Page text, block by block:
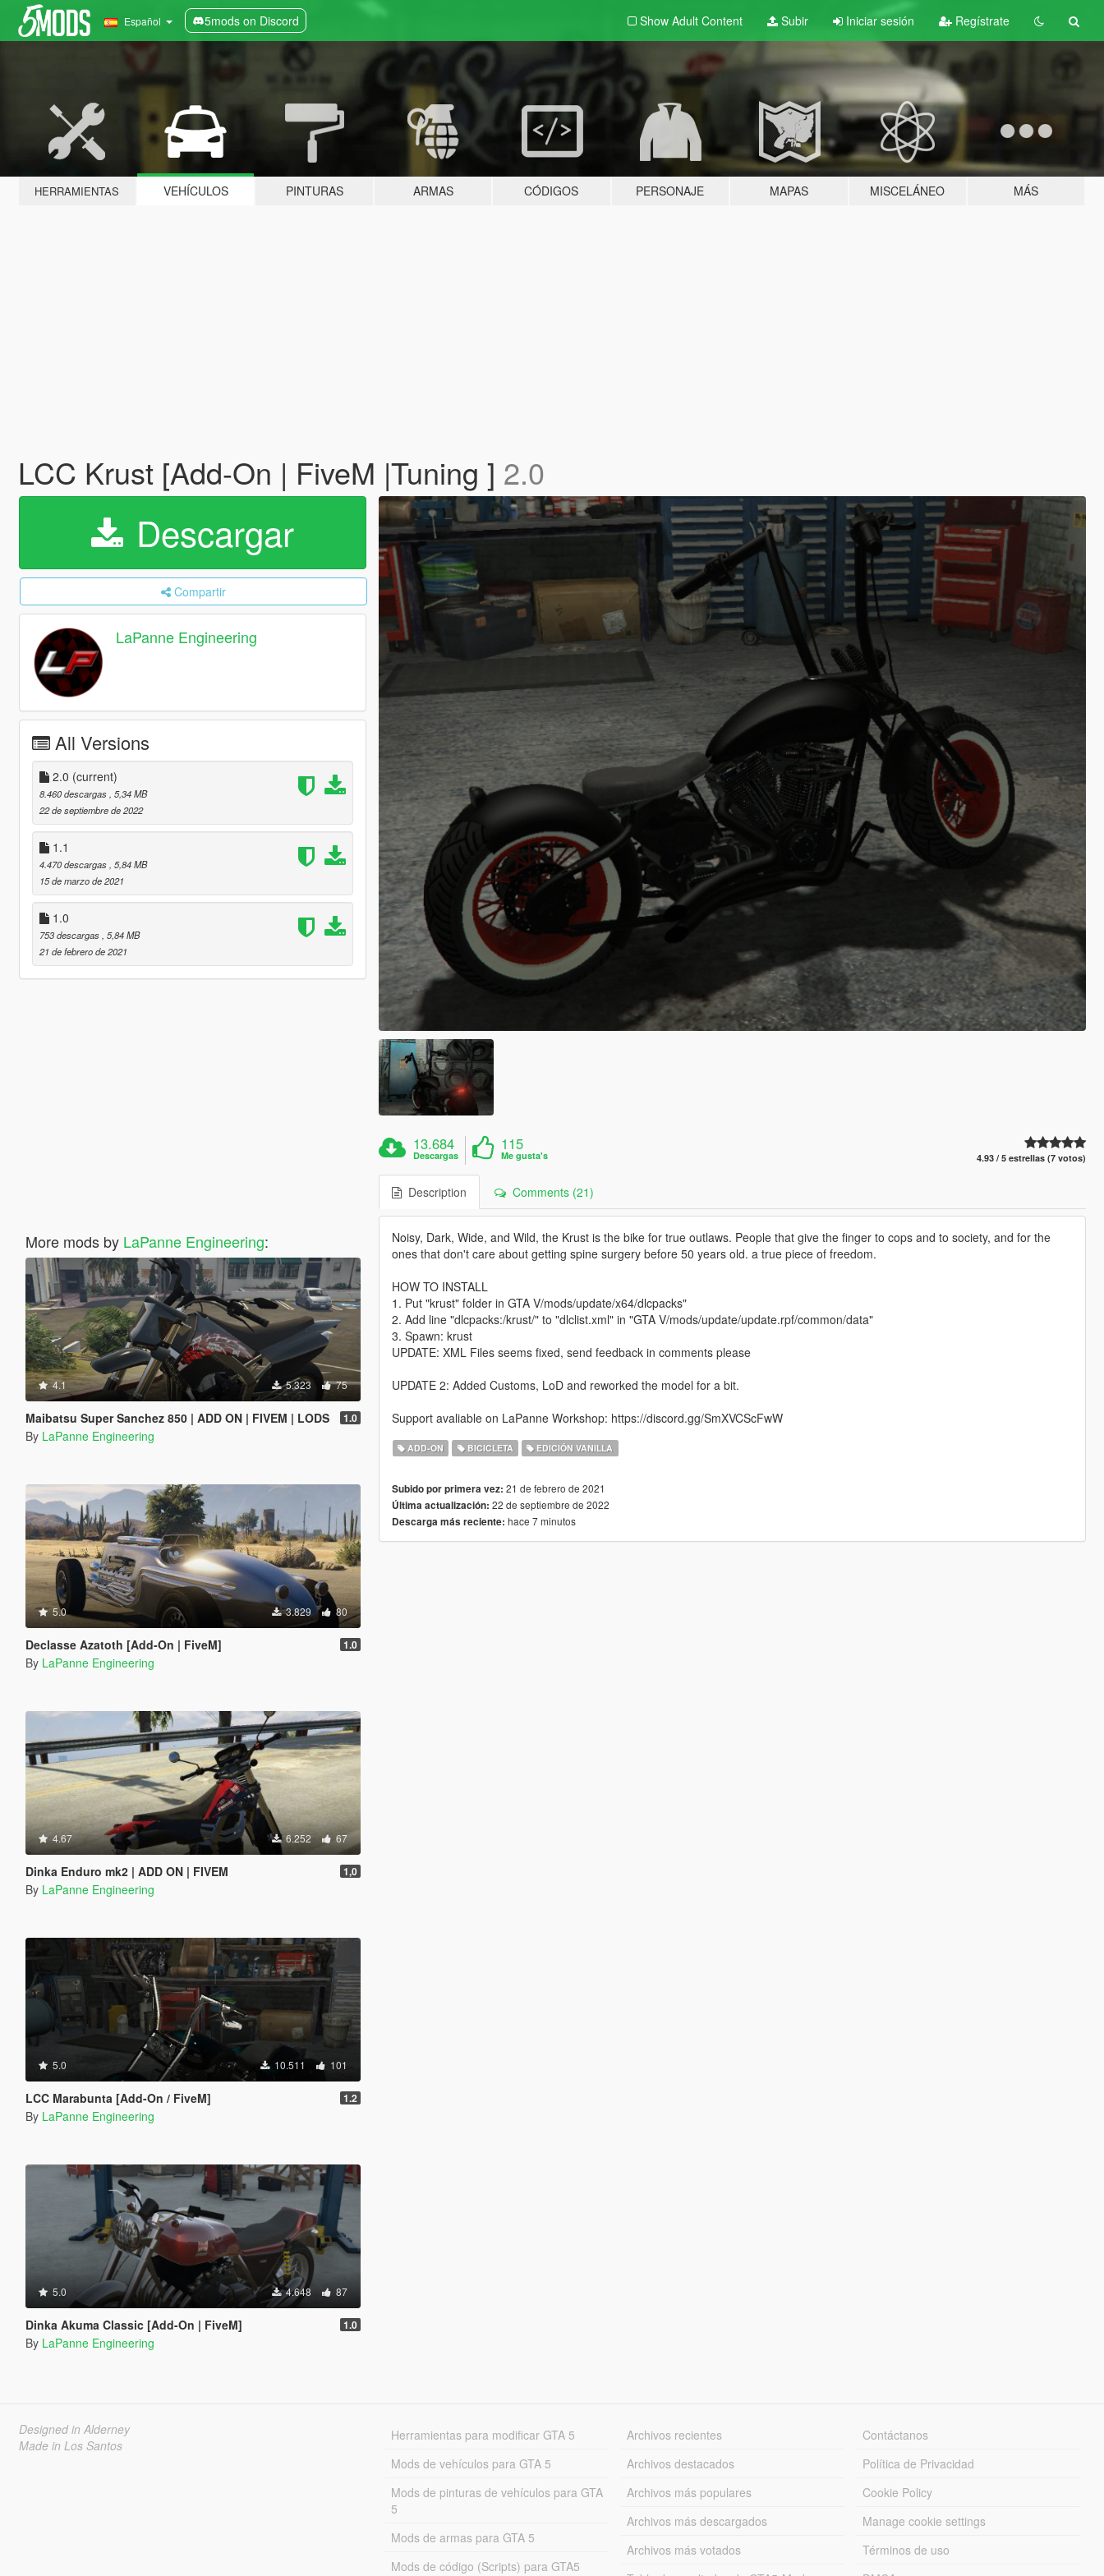
Español 5mods on Discord Show Adult Content Subir Iniciar sesión Regístrate
HERRAMIENTAS VEHÍCULOS PINTURAS ARMAS CÓDIGOS PERSONAJE MAPAS MISCELÁNEO MÁS
LCC Krust [Add-On | FiveM |Tuning ] 2.0
Descargar
Compartir
LaPanne Engineering
All Versions
2.0 (current)
8.460 descargas , 5,34 MB
22 de septiembre de 2022
1.1
4.470 descargas , 5,84 MB
15 de marzo de 2021
1.0
753 descargas , 5,84 MB
21 de febrero de 2021
More mods by LaPanne Engineering:
4.1 5.323 75
Maibatsu Super Sanchez 850 | ADD ON | FIVEM | LODS 1.0
By LaPanne Engineering
5.0 3.829 80
Declasse Azatoth [Add-On | FiveM] 1.0
By LaPanne Engineering
4.67 6.252 67
Dinka Enduro mk2 | ADD ON | FIVEM 1,0
By LaPanne Engineering
5.0 10.511 101
LCC Marabunta [Add-On / FiveM] 1.2
By LaPanne Engineering
5.0 4.648 87
Dinka Akuma Classic [Add-On | FiveM] 1.0
By LaPanne Engineering
13.684
Descargas
115
Me gusta's 4.93 / 5 estrellas (7 votos)
Description Comments (21)
Noisy, Dark, Wide, and Wild, the Krust is the bike for true outlaws. People that give the finger to cops and to society, and for the
ones that don't care about getting spine surgery before 50 years old. a true piece of freedom.
HOW TO INSTALL
1. Put "krust" folder in GTA V/mods/update/x64/dlcpacks"
2. Add line "dlcpacks:/krust/" to "dlclist.xml" in "GTA V/mods/update/update.rpf/common/data"
3. Spawn: krust
UPDATE: XML Files seems fixed, send feedback in comments please
UPDATE 2: Added Customs, LoD and reworked the model for a bit.
Support avaliable on LaPanne Workshop: https://discord.gg/SmXVCScFwW
ADD-ON BICICLETA EDICIÓN VANILLA
Subido por primera vez: 21 de febrero de 2021
Última actualización: 22 de septiembre de 2022
Descarga más reciente: hace 7 minutos
Designed in Alderney
Made in Los Santos
Herramientas para modificar GTA 5
Mods de vehículos para GTA 5
Mods de pinturas de vehículos para GTA
5
Mods de armas para GTA 5
Mods de código (Scripts) para GTA5
Archivos recientes
Archivos destacados
Archivos más populares
Archivos más descargados
Archivos más votados
Contáctanos
Política de Privacidad
Cookie Policy
Manage cookie settings
Términos de uso